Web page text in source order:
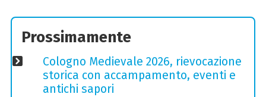
Prossimamente
Cologno Medievale 2026, rievocazione
storica con accampamento, eventi e
antichi sapori